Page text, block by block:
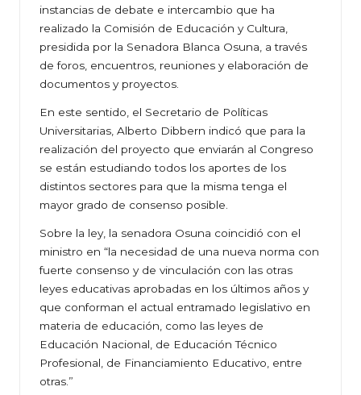
instancias de debate e intercambio que ha
realizado la Comisión de Educación y Cultura,
presidida por la Senadora Blanca Osuna, a través
de foros, encuentros, reuniones y elaboración de
documentos y proyectos.
En este sentido, el Secretario de Políticas
Universitarias, Alberto Dibbern indicó que para la
realización del proyecto que enviarán al Congreso
se están estudiando todos los aportes de los
distintos sectores para que la misma tenga el
mayor grado de consenso posible.
Sobre la ley, la senadora Osuna coincidió con el
ministro en “la necesidad de una nueva norma con
fuerte consenso y de vinculación con las otras
leyes educativas aprobadas en los últimos años y
que conforman el actual entramado legislativo en
materia de educación, como las leyes de
Educación Nacional, de Educación Técnico
Profesional, de Financiamiento Educativo, entre
otras.”